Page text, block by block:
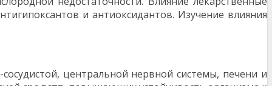
и антиоксидантов. Изучение влияния
центральной нервной системы, печени и